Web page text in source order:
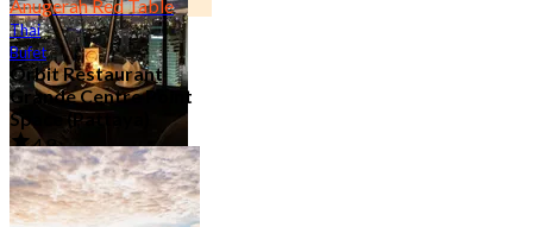
Restoran Hotel
83 Kedai-kedai
Anugerah Red Table
Thai
Bufet
Orbit Restaurant
Grande Centre Point
Space (Pattaya)
4.8
21.8K ditempah
Dari฿ 1,290